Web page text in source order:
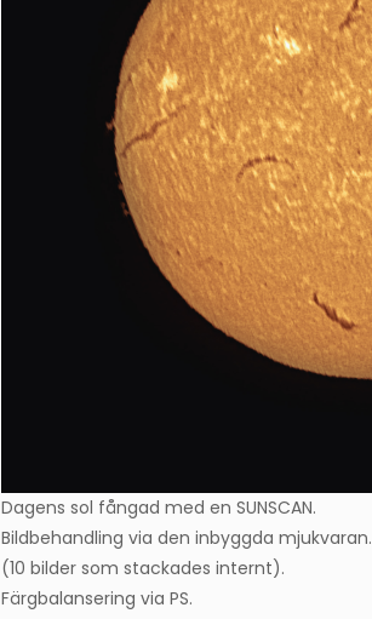
Dagens sol fångad med en SUNSCAN.
Bildbehandling via den inbyggda mjukvaran.
(10 bilder som stackades internt).
Färgbalansering via PS.